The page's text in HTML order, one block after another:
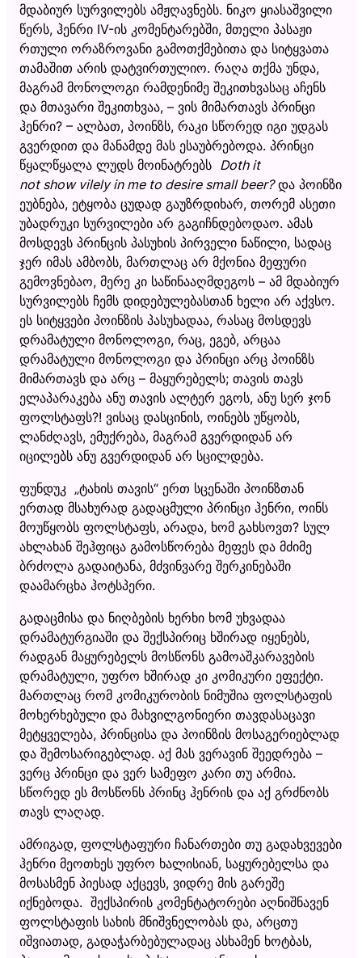
მდაბიურ სურვილებს ამჟღავნებს. ნიკო ყიასაშვილი
წერს, ჰენრი IV-ის კომენტარებში, მთელი პასაჟი
რთული ორაზროვანი გამოთქმებითა და სიტყვათა
თამაშით არის დატვირთულიო. რაღა თქმა უნდა,
მაგრამ მონოლოგი რამდენიმე შეკითხვასაც აჩენს
და მთავარი შეკითხვაა, – ვის მიმართავს პრინცი
ჰენრი? – ალბათ, პოინზს, რაკი სწორედ იგი უდგას
გვერდით და მანამდე მას ესაუბრებოდა. პრინცი
წყალწყალა ლუდს მოინატრებს Doth it
not show vilely in me to desire small beer?და პოინზი
ეუბნება, ეტყობა ცუდად გაუზრდიხარ, თორემ ასეთი
უბადრუკი სურვილები არ გაგიჩნდებოდაო. ამას
მოსდევს პრინცის პასუხის პირველი ნაწილი, სადაც
ჯერ იმას ამბობს, მართლაც არ მქონია მეფური
გემოვნებაო, მერე კი საწინააღმდეგოს – ამ მდაბიურ
სურვილებს ჩემს დიდებულებასთან ხელი არ აქვსო.
ეს სიტყვები პოინზის პასუხადაა, რასაც მოსდევს
დრამატული მონოლოგი, რაც, ეგებ, არცაა
დრამატული მონოლოგი და პრინცი არც პოინზს
მიმართავს და არც – მაყურებელს; თავის თავს
ელაპარაკება ანუ თავის ალტერ ეგოს, ანუ სერ ჯონ
ფოლსტაფს?! ვისაც დასცინის, ოინებს უწყობს,
ლანძღავს, ემუქრება, მაგრამ გვერდიდან არ
იცილებს ანუ გვერდიდან არ სცილდება.
ფუნდუკ „ტახის თავის“ ერთ სცენაში პოინზთან
ერთად მსახურად გადაცმული პრინცი ჰენრი, ოინს
მოუწყობს ფოლსტაფს, არადა, ხომ გახსოვთ? სულ
ახლახან შეჰფიცა გამოსწორება მეფეს და მძიმე
ბრძოლა გადაიტანა, მძვინვარე შერკინებაში
დაამარცხა ჰოტსპერი.
გადაცმისა და ნიღბების ხერხი ხომ უხვადაა
დრამატურგიაში და შექსპირიც ხშირად იყენებს,
რადგან მაყურებელს მოსწონს გამოაშკარავების
დრამატული, უფრო ხშირად კი კომიკური ეფექტი.
მართლაც რომ კომიკურობის ნიმუშია ფოლსტაფის
მოხერხებული და მახვილგონიერი თავდასაცავი
მეტყველება, პრინცისა და პოინზის მოსაგერიებლად
და შემოსარიგებლად. აქ მას ვერავინ შეედრება –
ვერც პრინცი და ვერ სამეფო კარი თუ არმია.
სწორედ ეს მოსწონს პრინც ჰენრის და აქ გრძნობს
თავს ლაღად.
ამრიგად, ფოლსტაფური ჩანართები თუ გადახვევები
ჰენრი მეოთხეს უფრო ხალისიან, საყურებელსა და
მოსასმენ პიესად აქცევს, ვიდრე მის გარეშე
იქნებოდა. შექსპირის კომენტატორები აღნიშნავენ
ფოლსტაფის სახის მნიშვნელობას და, არცთუ
იშვიათად, გადაჭარბებულადაც ასხამენ ხოტბას,